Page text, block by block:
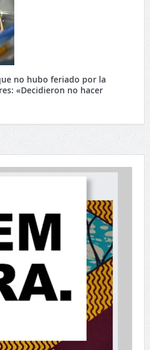
no hubo feriado por la
«Decidieron no hacer